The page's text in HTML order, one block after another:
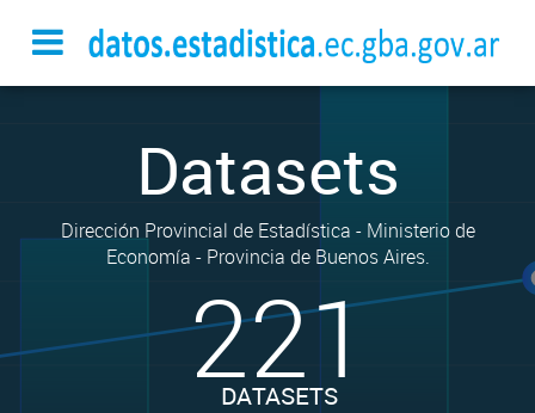
Datasets
Dirección Provincial de Estadística - Ministerio de
Economía - Provincia de Buenos Aires.
221
DATASETS